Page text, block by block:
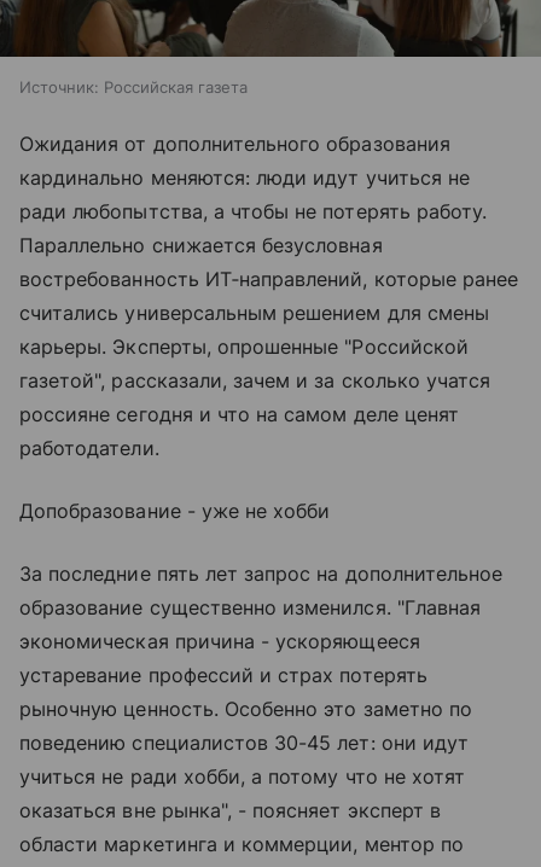
Источник: Российская газета
Ожидания от дополнительного образования
кардинально меняются: люди идут учиться не
ради любопытства, а чтобы не потерять работу.
Параллельно снижается безусловная
востребованность ИТ‑направлений, которые ранее
считались универсальным решением для смены
карьеры. Эксперты, опрошенные "Российской
газетой", рассказали, зачем и за сколько учатся
россияне сегодня и что на самом деле ценят
работодатели.
Допобразование - уже не хобби
За последние пять лет запрос на дополнительное
образование существенно изменился. "Главная
экономическая причина - ускоряющееся
устаревание профессий и страх потерять
рыночную ценность. Особенно это заметно по
поведению специалистов 30-45 лет: они идут
учиться не ради хобби, а потому что не хотят
оказаться вне рынка", - поясняет эксперт в
области маркетинга и коммерции, ментор по